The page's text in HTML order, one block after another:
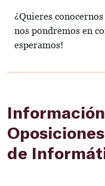
¿Quieres
nos pondremos en
esperamos!
de